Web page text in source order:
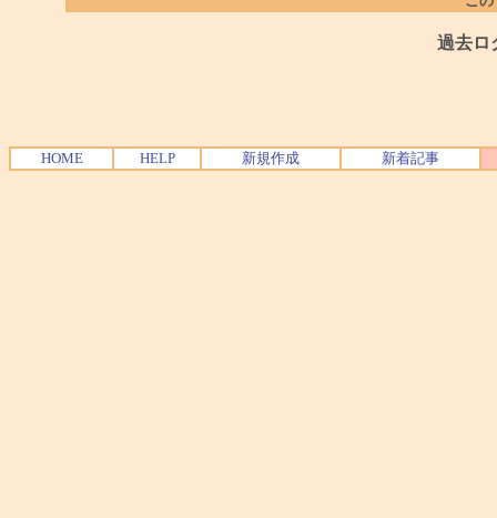
過去ロ
HOME HELP 新規作成 新着記事